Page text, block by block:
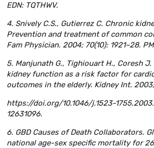
EDN: TQTHWV.
4. Snively C.S., Gutierrez C. Chronic
Prevention and treatment of common
Fam Physician. 2004; 70(10): 1921–28.
5. Manjunath G., Tighiouart H., Coresh
kidney function as a risk factor for
outcomes in the elderly. Kidney Int. 2003;
https://doi.org/10.1046/j.1523-
12631096.
6. GBD Causes of Death Collaborators.
national age-sex specific mortality for